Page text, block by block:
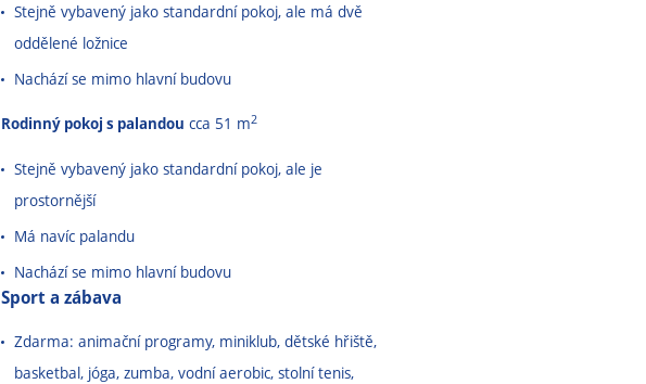
Stejně vybavený jako standardní pokoj, ale má dvě
oddělené ložnice
Nachází se mimo hlavní budovu
Rodinný pokoj s palandou cca 51 m2
Stejně vybavený jako standardní pokoj, ale je
prostornější
Má navíc palandu
Nachází se mimo hlavní budovu
Sport a zábava
Zdarma: animační programy, miniklub, dětské hřiště,
basketbal, jóga, zumba, vodní aerobic, stolní tenis,